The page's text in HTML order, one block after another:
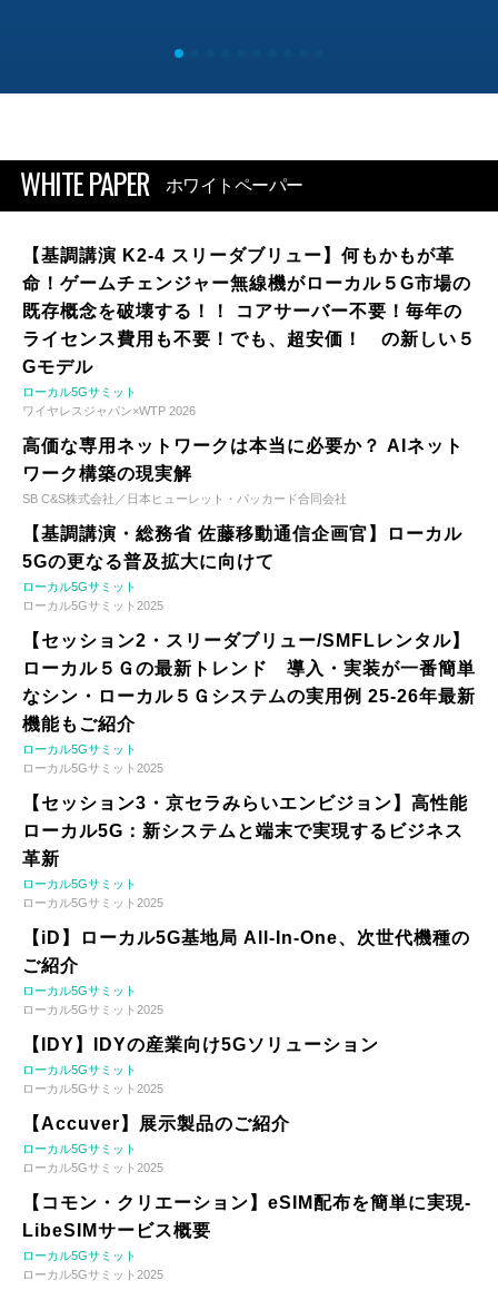
WHITE PAPER ホワイトペーパー
【基調講演 K2-4 スリーダブリュー】何もかもが革
命！ゲームチェンジャー無線機がローカル５G市場の
既存概念を破壊する！！ コアサーバー不要！毎年の
ライセンス費用も不要！でも、超安価！ の新しい５
Gモデル
ローカル5Gサミット
ワイヤレスジャパン×WTP 2026
高価な専用ネットワークは本当に必要か？ AIネット
ワーク構築の現実解
SB C&S株式会社／日本ヒューレット・パッカード合同会社
【基調講演・総務省 佐藤移動通信企画官】ローカル
5Gの更なる普及拡大に向けて
ローカル5Gサミット
ローカル5Gサミット2025
【セッション2・スリーダブリュー/SMFLレンタル】
ローカル５Ｇの最新トレンド 導入・実装が一番簡単
なシン・ローカル５Ｇシステムの実用例 25-26年最新
機能もご紹介
ローカル5Gサミット
ローカル5Gサミット2025
【セッション3・京セラみらいエンビジョン】高性能
ローカル5G：新システムと端末で実現するビジネス
革新
ローカル5Gサミット
ローカル5Gサミット2025
【iD】ローカル5G基地局 All-In-One、次世代機種の
ご紹介
ローカル5Gサミット
ローカル5Gサミット2025
【IDY】IDYの産業向け5Gソリューション
ローカル5Gサミット
ローカル5Gサミット2025
【Accuver】展示製品のご紹介
ローカル5Gサミット
ローカル5Gサミット2025
【コモン・クリエーション】eSIM配布を簡単に実現-
LibeSIMサービス概要
ローカル5Gサミット
ローカル5Gサミット2025